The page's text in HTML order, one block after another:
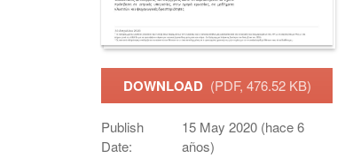
DOWNLOAD (PDF, 476.52 KB)
Publish
Date:
15 May 2020 (hace 6
años)